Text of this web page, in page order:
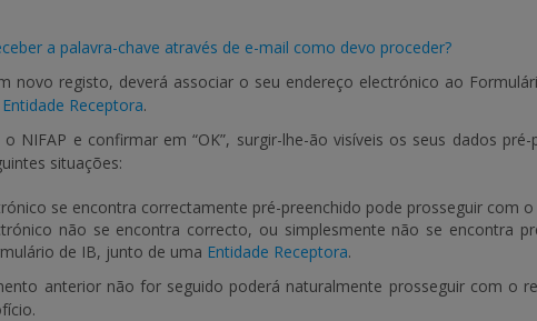
a palavra-chave através de e-mail como devo proceder?
novo registo, deverá associar o seu endereço electrónico ao
Entidade Receptora.
NIFAP e confirmar em “OK”, surgir-lhe-ão visíveis os seus dados
situações:
se encontra correctamente pré-preenchido pode prosseguir com o
não se encontra correcto, ou simplesmente não se encontra
de IB, junto de uma Entidade Receptora.
anterior não for seguido poderá naturalmente prosseguir com o